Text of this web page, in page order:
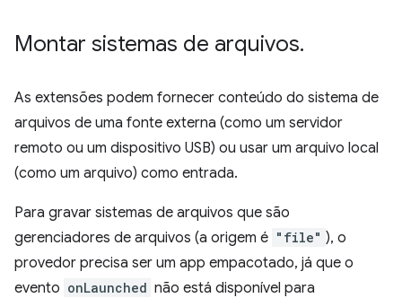
Montar sistemas de arquivos.
As extensões podem fornecer conteúdo do sistema de
arquivos de uma fonte externa (como um servidor
remoto ou um dispositivo USB) ou usar um arquivo local
(como um arquivo) como entrada.
Para gravar sistemas de arquivos que são
gerenciadores de arquivos (a origem é "file" ), o
provedor precisa ser um app empacotado, já que o
evento onLaunched não está disponível para